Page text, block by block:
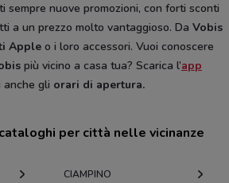
sempre nuove promozioni, con forti sconti
a un prezzo molto vantaggioso. Da Vobis
Apple o i loro accessori. Vuoi conoscere
più vicino a casa tua? Scarica l’app
anche gli orari di apertura.
per città nelle vicinanze
CIAMPINO